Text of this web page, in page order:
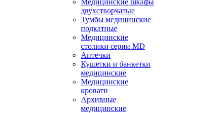
Медицинские шкафы
двухстворчатые
Тумбы медицинские
подкатные
Медицинские
столики серии MD
Аптечки
Кушетки и банкетки
медицинские
Медицинские
кровати
Архивные
медицинские